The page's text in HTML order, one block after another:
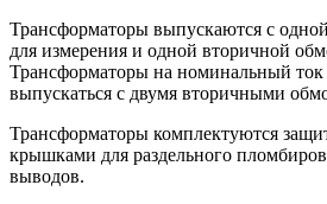
Трансформаторы выпускаются с
для измерения и одной вторичной
Трансформаторы на номинальный
выпускаться с двумя вторичными
Трансформаторы комплектуются
крышками для раздельного
выводов.